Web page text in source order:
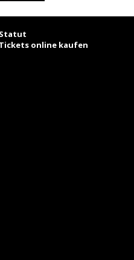
Statut
Tickets online kaufen